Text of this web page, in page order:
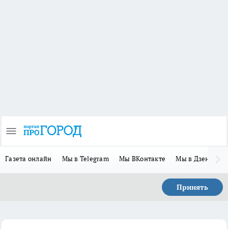
Газета онлайн Мы в Telegram Мы ВКонтакте Мы в Дзене
Принять